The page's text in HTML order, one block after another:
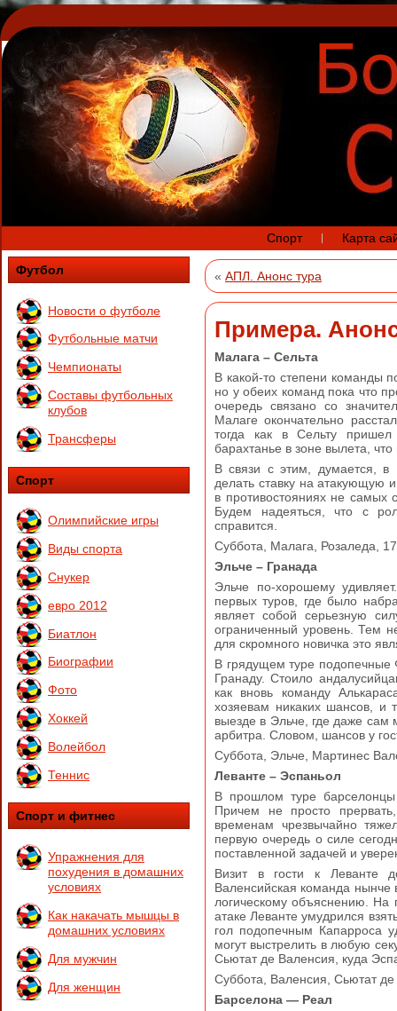
Спорт Карта
Футбол
Новости о футболе
Футбольные матчи
Чемпионаты
Составы футбольных
клубов
Трансферы
Спорт
Олимпийские игры
Виды спорта
Снукер
евро 2012
Биатлон
Биографии
Фото
Хоккей
Волейбол
Теннис
Спорт и фитнес
Упражнения для
похудения в домашних
условиях
Как накачать мышцы в
домашних условиях
Для мужчин
Для женщин
« АПЛ. Анонс тура
Примера.
Малага – Сельта
В какой-то степени команды
но у обеих команд пока что
очередь связано со
Малаге окончательно
тогда как в Сельту
барахтанье в зоне вылета,
В связи с этим, думается, в
делать ставку на атакующую
в противостояниях не самых
Будем надеяться, что с
справится.
Суббота, Малага, Розаледа,
Эльче – Гранада
Эльче по-хорошему
первых туров, где было
являет собой серьезную
ограниченный уровень. Тем
для скромного новичка это
В грядущем туре подопечные
Гранаду. Стоило
как вновь команду
хозяевам никаких шансов, и
выезде в Эльче, где даже сам
арбитра. Словом, шансов у
Суббота, Эльче, Мартинес
Леванте – Эспаньол
В прошлом туре барселонцы
Причем не просто
временам чрезвычайно
первую очередь о силе
поставленной задачей и
Визит в гости к Леванте
Валенсийская команда нынче
логическому объяснению.
атаке Леванте умудрился
гол подопечным Капарроса
могут выстрелить в любую
Сьютат де Валенсия, куда
Суббота, Валенсия, Сьютат
Барселона — Реал